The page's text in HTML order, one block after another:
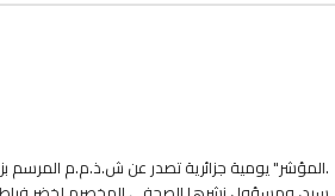
.المؤشر" يومية جزائرية تصدر عن ش.ذ.م.م المرسم